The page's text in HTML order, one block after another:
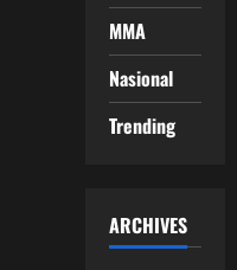
MMA
Nasional
Trending
ARCHIVES